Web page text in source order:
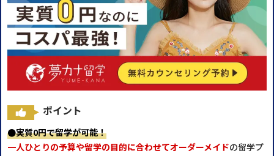
ポイント
●実質0円で留学が可能！
一人ひとりの予算や留学の目的に合わせてオーダーメイドの留学プ